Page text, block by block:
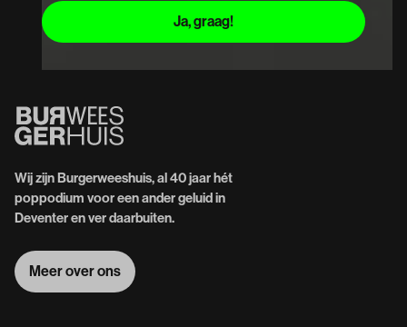
Wij zijn Burgerweeshuis, al 40 jaar hét
poppodium voor een ander geluid in
Deventer en ver daarbuiten.
Meer over ons